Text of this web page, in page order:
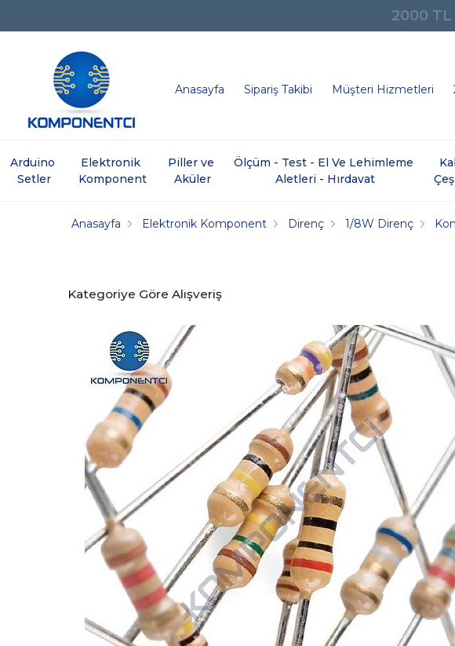
Anasayfa Sipariş Takibi Müşteri Hizmetleri
Arduino
Setler
Elektronik
Komponent
Piller ve
Aküler
Ölçüm - Test - El Ve Lehimleme
Aletleri - Hırdavat
Anasayfa Elektronik Komponent Direnç 1/8W Direnç
Kategoriye Göre Alışveriş